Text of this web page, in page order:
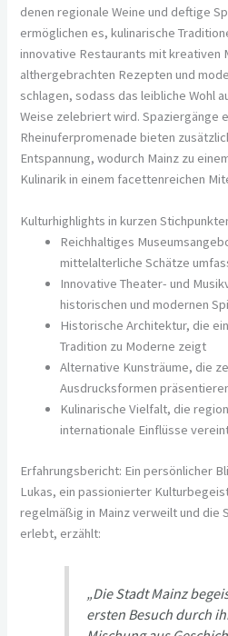
denen regionale Weine und deftige
ermöglichen es, kulinarische
innovative Restaurants mit kreativen
althergebrachten Rezepten und
schlagen, sodass das leibliche Wohl
Weise zelebriert wird. Spaziergänge
Rheinuferpromenade bieten
Entspannung, wodurch Mainz zu
Kulinarik in einem facettenreichen
Kulturhighlights in kurzen
Reichhaltiges
mittelalterliche Schätze
Innovative Theater- und
historischen und modernen
Historische Architektur, die
Tradition zu Moderne zeigt
Alternative Kunsträume, die
Ausdrucksformen
Kulinarische Vielfalt, die
internationale Einflüsse
Erfahrungsbericht: Ein persönlicher
Lukas, ein passionierter
regelmäßig in Mainz verweilt und die
erlebt, erzählt:
„Die Stadt Mainz
ersten Besuch durch